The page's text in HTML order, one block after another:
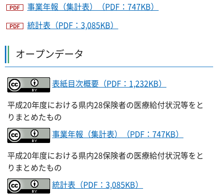
事業年報（集計表）（PDF：747KB）
統計表（PDF：3,085KB）
オープンデータ
表紙目次概要（PDF：1,232KB）
平成20年度における県内28保険者の医療給付状況等をと
りまとめたもの
事業年報（集計表）（PDF：747KB）
平成20年度における県内28保険者の医療給付状況等をと
りまとめたもの
統計表（PDF：3,085KB）